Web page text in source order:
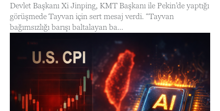
Devlet Başkanı Xi Jinping, KMT Başkanı ile Pekin’de yaptığı
görüşmede Tayvan için sert mesaj verdi. “Tayvan
bağımsızlığı barışı baltalayan ba...